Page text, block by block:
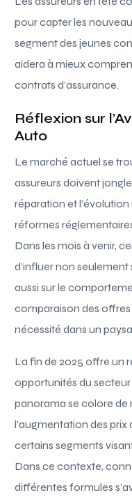
pour capter les
segment des jeunes
aidera à mieux
contrats d’assurance.
Réflexion sur
Auto
Le marché actuel se
assureurs doivent
réparation et
réformes
Dans les mois à venir,
d’influer non seulement
aussi sur le
comparaison des
nécessité dans un
La fin de 2025 offre un
opportunités du secteur
panorama se colore de
l’augmentation des
certains segments
Dans ce contexte,
différentes formules